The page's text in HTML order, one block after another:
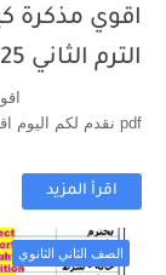
اقوي مذكرة
الترم الثاني 2025
pdf نقدم لكم اليوم اقوى مذكرة كيمياء لغات تانية ثانوي الترم ا...
اقرأ المزيد
الصف الثاني الثانوي